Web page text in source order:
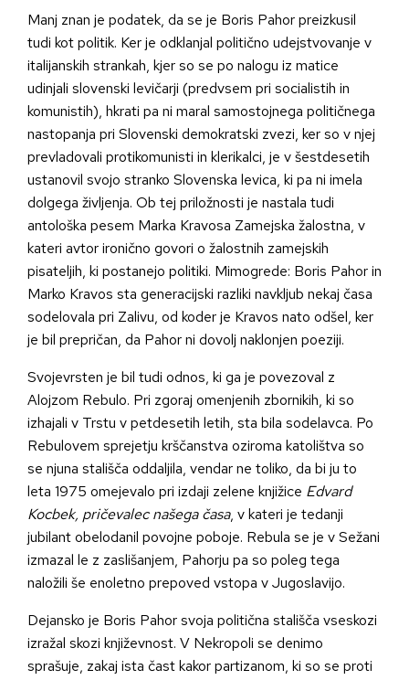
Manj znan je podatek, da se je Boris Pahor preizkusil
tudi kot politik. Ker je odklanjal politično udejstvovanje v
italijanskih strankah, kjer so se po nalogu iz matice
udinjali slovenski levičarji (predvsem pri socialistih in
komunistih), hkrati pa ni maral samostojnega političnega
nastopanja pri Slovenski demokratski zvezi, ker so v njej
prevladovali protikomunisti in klerikalci, je v šestdesetih
ustanovil svojo stranko Slovenska levica, ki pa ni imela
dolgega življenja. Ob tej priložnosti je nastala tudi
antološka pesem Marka Kravosa Zamejska žalostna, v
kateri avtor ironično govori o žalostnih zamejskih
pisateljih, ki postanejo politiki. Mimogrede: Boris Pahor in
Marko Kravos sta generacijski razliki navkljub nekaj časa
sodelovala pri Zalivu, od koder je Kravos nato odšel, ker
je bil prepričan, da Pahor ni dovolj naklonjen poeziji.
Svojevrsten je bil tudi odnos, ki ga je povezoval z
Alojzom Rebulo. Pri zgoraj omenjenih zbornikih, ki so
izhajali v Trstu v petdesetih letih, sta bila sodelavca. Po
Rebulovem sprejetju krščanstva oziroma katolištva so
se njuna stališča oddaljila, vendar ne toliko, da bi ju to
leta 1975 omejevalo pri izdaji zelene knjižice Edvard
Kocbek, pričevalec našega časa, v kateri je tedanji
jubilant obelodanil povojne poboje. Rebula se je v Sežani
izmazal le z zaslišanjem, Pahorju pa so poleg tega
naložili še enoletno prepoved vstopa v Jugoslavijo.
Dejansko je Boris Pahor svoja politična stališča vseskozi
izražal skozi književnost. V Nekropoli se denimo
sprašuje, zakaj ista čast kakor partizanom, ki so se proti